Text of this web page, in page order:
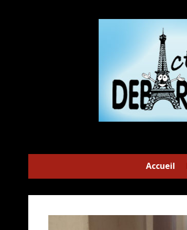
Accueil